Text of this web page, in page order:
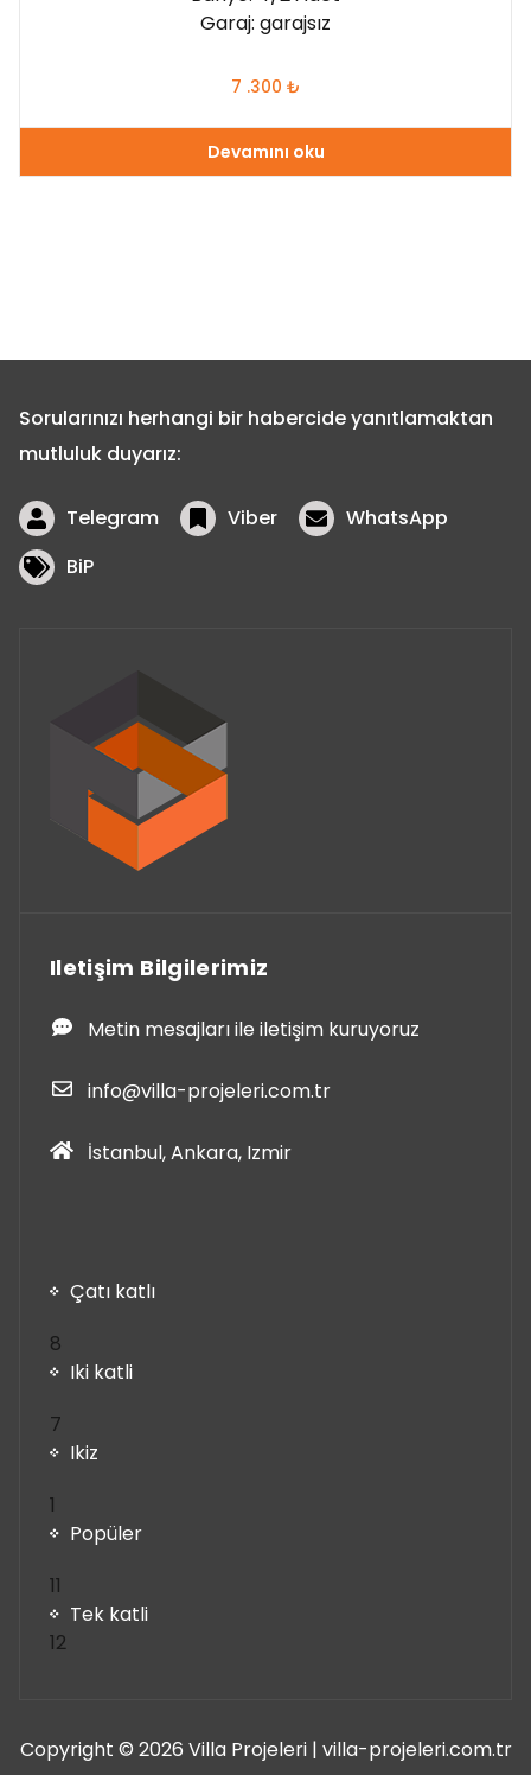
Garaj: garajsız
7 .300 ₺
Devamını oku
Sorularınızı herhangi bir habercide yanıtlamaktan
mutluluk duyarız:
Telegram Viber
WhatsApp
BiP
Iletişim Bilgilerimiz
Metin mesajları ile iletişim kuruyoruz
info@villa-projeleri.com.tr
İstanbul, Ankara, Izmir
Çatı katlı
8
ürün
Iki katli
7
ürün
Ikiz
1
ürün
Popüler
11
ürün
Tek katli
1212
Copyright © 2026 Villa Projeleri | villa-projeleri.com.tr